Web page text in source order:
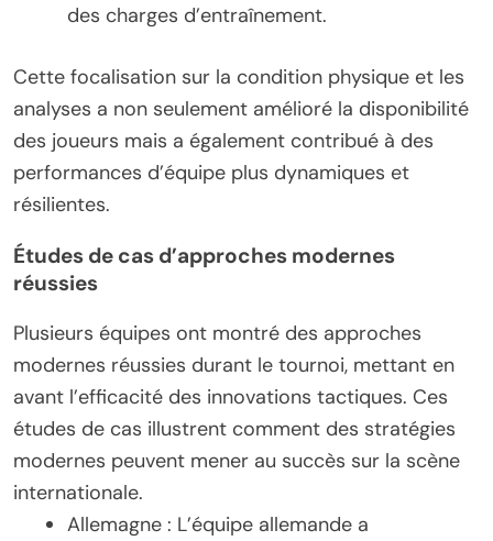
des charges d’entraînement.
Cette focalisation sur la condition physique et les
analyses a non seulement amélioré la disponibilité
des joueurs mais a également contribué à des
performances d’équipe plus dynamiques et
résilientes.
Études de cas d’approches modernes
réussies
Plusieurs équipes ont montré des approches
modernes réussies durant le tournoi, mettant en
avant l’efficacité des innovations tactiques. Ces
études de cas illustrent comment des stratégies
modernes peuvent mener au succès sur la scène
internationale.
Allemagne : L’équipe allemande a